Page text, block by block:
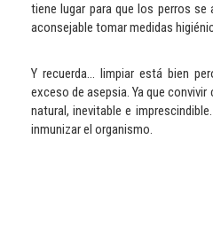
tiene lugar para que los perros se
aconsejable tomar medidas
Y recuerda... limpiar está bien
exceso de asepsia. Ya que
natural, inevitable e
inmunizar el organismo.